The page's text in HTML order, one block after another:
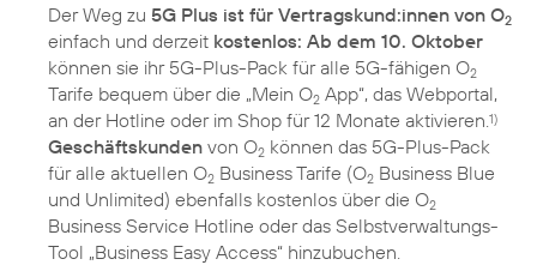
Der Weg zu 5G Plus ist für Vertragskund:innen von O2
einfach und derzeit kostenlos: Ab dem 10. Oktober
können sie ihr 5G-Plus-Pack für alle 5G-fähigen O2
Tarife bequem über die „Mein O2 App“, das Webportal,
an der Hotline oder im Shop für 12 Monate aktivieren. 1)
Geschäftskunden von O2 können das 5G-Plus-Pack
für alle aktuellen O2 Business Tarife (O2 Business Blue
und Unlimited) ebenfalls kostenlos über die O2
Business Service Hotline oder das Selbstverwaltungs-
Tool „Business Easy Access“ hinzubuchen.